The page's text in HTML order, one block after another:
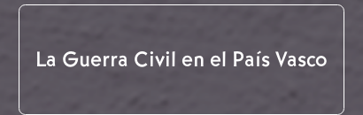
La Guerra Civil en el País Vasco